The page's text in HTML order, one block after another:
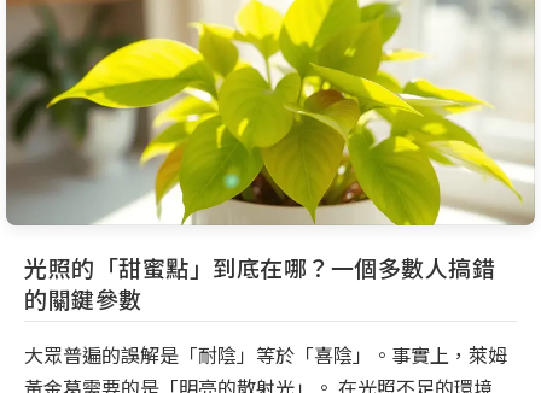
光照的「甜蜜點」到底在哪？一個多數人搞錯
的關鍵參數
大眾普遍的誤解是「耐陰」等於「喜陰」。事實上，萊姆